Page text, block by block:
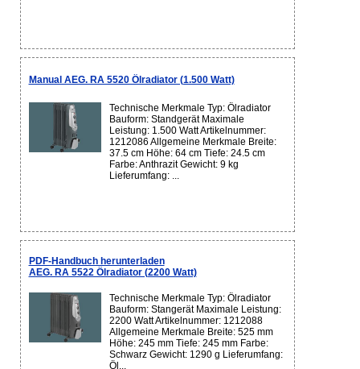
Manual AEG. RA 5520 Ölradiator (1.500 Watt)
Technische Merkmale Typ: Ölradiator
Bauform: Standgerät Maximale
Leistung: 1.500 Watt Artikelnummer:
1212086 Allgemeine Merkmale Breite:
37.5 cm Höhe: 64 cm Tiefe: 24.5 cm
Farbe: Anthrazit Gewicht: 9 kg
Lieferumfang: ...
PDF-Handbuch herunterladen
AEG. RA 5522 Ölradiator (2200 Watt)
Technische Merkmale Typ: Ölradiator
Bauform: Stangerät Maximale Leistung:
2200 Watt Artikelnummer: 1212088
Allgemeine Merkmale Breite: 525 mm
Höhe: 245 mm Tiefe: 245 mm Farbe:
Schwarz Gewicht: 1290 g Lieferumfang:
Öl...